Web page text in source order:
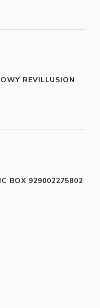
REVILLUSION
BOX 929002275802